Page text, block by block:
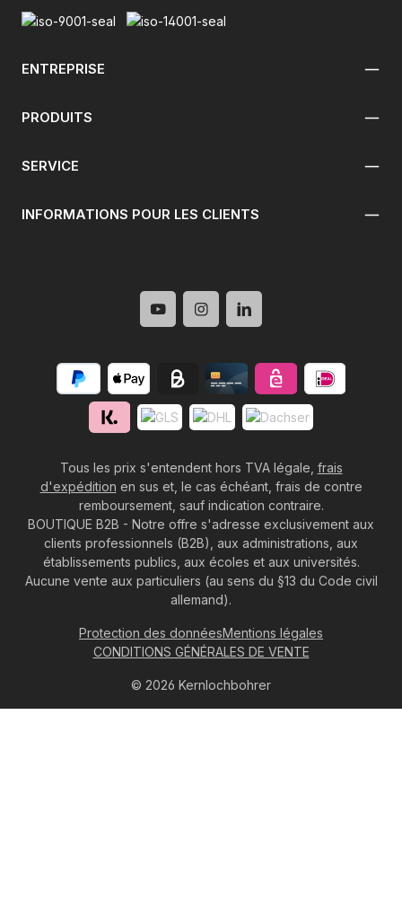
ENTREPRISE
PRODUITS
SERVICE
INFORMATIONS POUR LES CLIENTS
Tous les prix s'entendent hors TVA légale, frais
d'expédition en sus et, le cas échéant, frais de contre
remboursement, sauf indication contraire.
BOUTIQUE B2B - Notre offre s'adresse exclusivement aux
clients professionnels (B2B), aux administrations, aux
établissements publics, aux écoles et aux universités.
Aucune vente aux particuliers (au sens du §13 du Code civil
allemand).
© 2026 Kernlochbohrer
Protection des donnéesMentions légales
CONDITIONS GÉNÉRALES DE VENTE